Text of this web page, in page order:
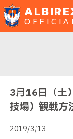
3月16日（土
技場）観戦方
2019/3/13